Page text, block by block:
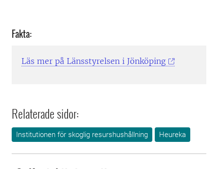
Fakta:
Läs mer på Länsstyrelsen i Jönköping
Relaterade sidor:
Institutionen för skoglig resurshushållning Heureka